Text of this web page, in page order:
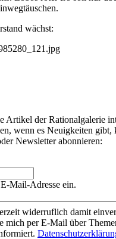
wächst:
Artikel der Rationalgalerie
wenn es Neuigkeiten gibt,
Newsletter abonnieren:
Mail-Adresse ein.
widerruflich damit
mich per E-Mail über